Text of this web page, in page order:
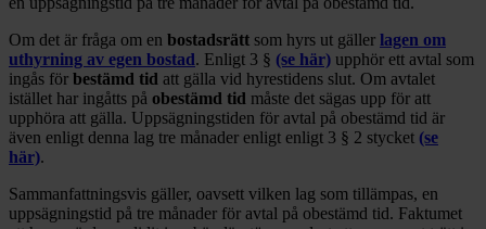
Om det är fråga om en bostadsrätt som hyrs ut gäller lagen om
uthyrning av egen bostad. Enligt 3 § (se här) upphör ett avtal som
ingås för bestämd tid att gälla vid hyrestidens slut. Om avtalet
istället har ingåtts på obestämd tid måste det sägas upp för att
upphöra att gälla. Uppsägningstiden för avtal på obestämd tid är
även enligt denna lag tre månader enligt enligt 3 § 2 stycket (se
här).
Sammanfattningsvis gäller, oavsett vilken lag som tillämpas, en
uppsägningstid på tre månader för avtal på obestämd tid. Faktumet